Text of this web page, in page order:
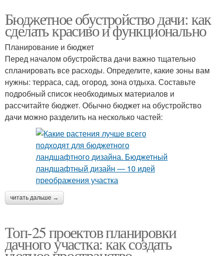
Бюджетное обустройство дачи: как
сделать красиво и функционально
Планирование и бюджет
Перед началом обустройства дачи важно тщательно
спланировать все расходы. Определите, какие зоны вам
нужны: терраса, сад, огород, зона отдыха. Составьте
подробный список необходимых материалов и
рассчитайте бюджет. Обычно бюджет на обустройство
дачи можно разделить на несколько частей:
читать дальше →
Топ-25 проектов планировки
дачного участка: как создать